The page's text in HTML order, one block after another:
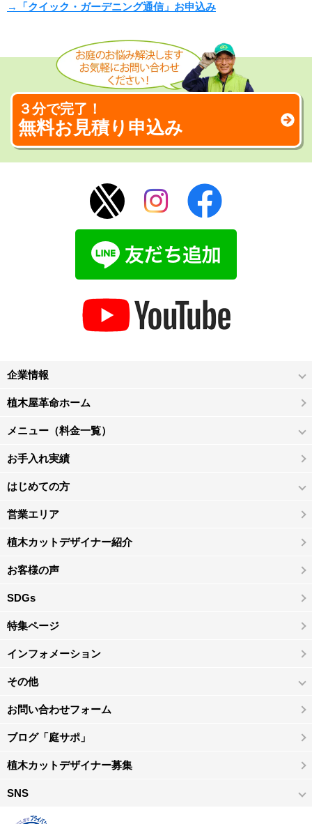
→ 「クイック・ガーデニング通信」お申込み
３分で完了！
無料お見積り申込み
企業情報
植木屋革命ホーム
メニュー（料金一覧）
お手入れ実績
はじめての方
営業エリア
植木カットデザイナー紹介
お客様の声
SDGs
特集ページ
インフォメーション
その他
お問い合わせフォーム
ブログ「庭サポ」
植木カットデザイナー募集
SNS